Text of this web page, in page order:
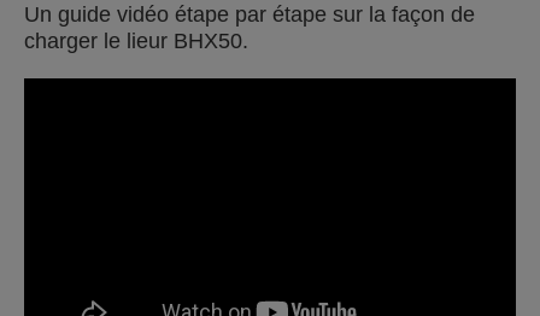
Un guide vidéo étape par étape sur la façon de
charger le lieur BHX50.